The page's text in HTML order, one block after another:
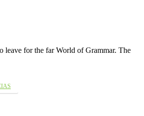
leave for the far World of Grammar. The